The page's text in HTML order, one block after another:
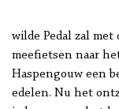
wilde Pedal zal
meefietsen naar
Haspengouw een
edelen. Nu het